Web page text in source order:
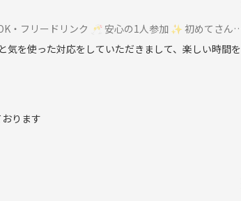
ドリンク 🥂 安心の1人参加 ✨ 初めてさん大歓迎 ✨に参加
を使った対応をしていただきまして、楽しい時間を
ります